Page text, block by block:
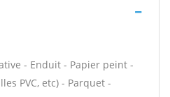
- Enduit - Papier peint -
PVC, etc) - Parquet -